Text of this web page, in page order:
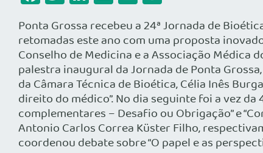
Ponta Grossa recebeu a 24ª Jornada de
retomadas este ano com uma proposta
Conselho de Medicina e a Associação Médica
palestra inaugural da Jornada de Ponta
da Câmara Técnica de Bioética, Célia Inês
direito do médico”. No dia seguinte foi a vez
complementares – Desafio ou Obrigação” e
Antonio Carlos Correa Küster Filho,
coordenou debate sobre “O papel e as